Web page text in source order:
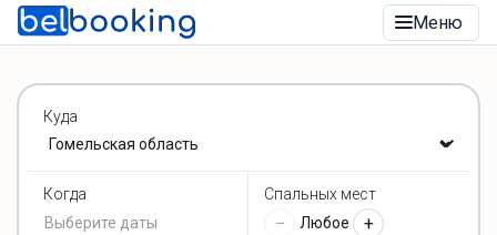
Меню
Куда
Когда Спальных мест
− Любое +